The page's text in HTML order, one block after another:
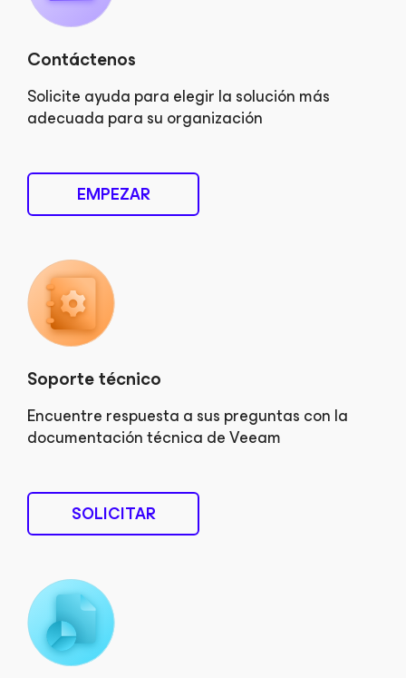
Contáctenos
Solicite ayuda para elegir la solución más
adecuada para su organización
EMPEZAR
Soporte técnico
Encuentre respuesta a sus preguntas con la
documentación técnica de Veeam
SOLICITAR